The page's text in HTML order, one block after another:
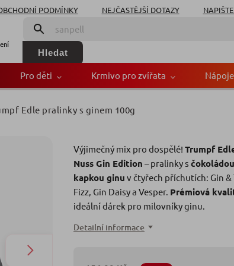
PODMÍNKY NEJČASTĚJŠÍ DOTAZY
Hledat
Pro děti Krmivo pro zvířata Nápoje
Edle pralinky s ginem 100g
ginem 100g
Výjimečný mix pro dospělé! Trumpf
Nuss Gin Edition – pralinky s
kapkou ginu v čtyřech příchutích: Gin &
Fizz, Gin Daisy a Vesper. Prémiová
ideální dárek pro milovníky ginu.
Detailní informace